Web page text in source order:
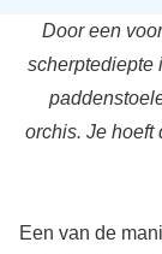
Door een
scherptediepte
orchis. Je hoeft
Een van de